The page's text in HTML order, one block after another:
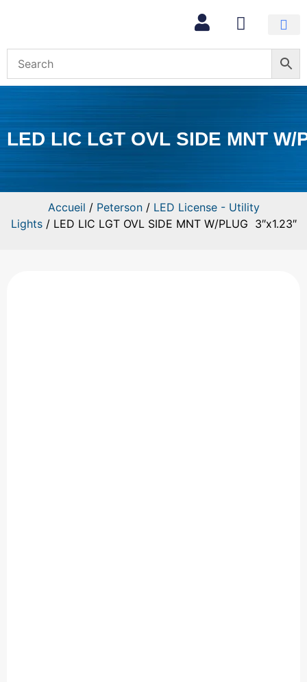
LED LIC LGT OVL SIDE MNT W/
Accueil / Peterson/ LED License - Utility
Lights/ LED LIC LGT OVL SIDE MNT W/PLUG 3″x1.23″